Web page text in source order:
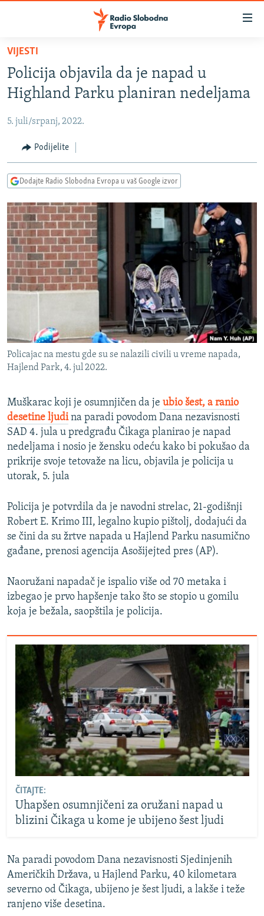
Pređite
glavni
sadržaj
Pređite
na
navigaciju
Pređite
na
VIJESTI
BOSNA I HERCEGOVINA
SRBIJA
KOSOVO
CRNA GORA
VIDEO
FOTOGALERIJE
INFOGRAFIKE
PODCASTI
RAT U UKRAJINI
KINA NA BALKANU
RSE PRIČE IZ SVIJETA
ISPRIČAJ MI
DNEVNO@RSE
VIŠE OD NASLOVA
GENOCID U SREBRENICI
TV LIBERTY
POST SCRIPTUM
MOJA EVROPA
TRI DECENIJE OD RATA U BIH
NASTANAK I RASPAD JUGOSLAVIJE
PRATITE NAS
Sve RFE/RL stranice
VIJESTI
Policija objavila da je napad u
Highland Parku planiran nedeljama
5. juli/srpanj, 2022.
Podijelite
Dodajte Radio Slobodna Evropa u vaš Google izvor
Policajac na mestu gde su se nalazili civili u vreme napada,
Hajlend Park, 4. jul 2022.
Muškarac koji je osumnjičen da je ubio šest, a ranio
desetine ljudina paradi povodom Dana nezavisnosti
SAD 4. jula u predgrađu Čikaga planirao je napad
nedeljama i nosio je žensku odeću kako bi pokušao da
prikrije svoje tetovaže na licu, objavila je policija u
utorak, 5. jula
Policija je potvrdila da je navodni strelac, 21-godišnji
Robert E. Krimo III, legalno kupio pištolj, dodajući da
se čini da su žrtve napada u Hajlend Parku nasumično
gađane, prenosi agencija Asošijejted pres (AP).
Naoružani napadač je ispalio više od 70 metaka i
izbegao je prvo hapšenje tako što se stopio u gomilu
koja je bežala, saopštila je policija.
ČITAJTE:
Uhapšen osumnjičeni za oružani napad u
blizini Čikaga u kome je ubijeno šest ljudi
Na paradi povodom Dana nezavisnosti Sjedinjenih
Američkih Država, u Hajlend Parku, 40 kilometara
severno od Čikaga, ubijeno je šest ljudi, a lakše i teže
ranjeno više desetina.